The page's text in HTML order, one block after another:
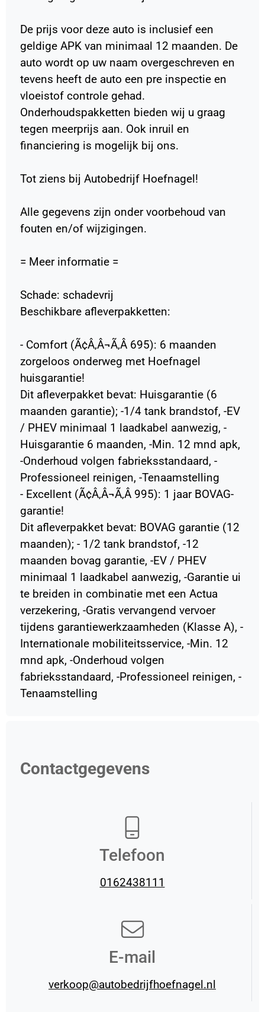
De prijs voor deze auto is inclusief een
geldige APK van minimaal 12 maanden. De
auto wordt op uw naam overgeschreven en
tevens heeft de auto een pre inspectie en
vloeistof controle gehad.
Onderhoudspakketten bieden wij u graag
tegen meerprijs aan. Ook inruil en
financiering is mogelijk bij ons.
Tot ziens bij Autobedrijf Hoefnagel!
Alle gegevens zijn onder voorbehoud van
fouten en/of wijzigingen.
= Meer informatie =
Schade: schadevrij
Beschikbare afleverpakketten:
- Comfort (Ã¢Â‚Â¬Ã‚Â 695): 6 maanden
zorgeloos onderweg met Hoefnagel
huisgarantie!
Dit afleverpakket bevat: Huisgarantie (6
maanden garantie); -1/4 tank brandstof, -EV
/ PHEV minimaal 1 laadkabel aanwezig, -
Huisgarantie 6 maanden, -Min. 12 mnd apk,
-Onderhoud volgen fabrieksstandaard, -
Professioneel reinigen, -Tenaamstelling
- Excellent (Ã¢Â‚Â¬Ã‚Â 995): 1 jaar BOVAG-
garantie!
Dit afleverpakket bevat: BOVAG garantie (12
maanden); - 1/2 tank brandstof, -12
maanden bovag garantie, -EV / PHEV
minimaal 1 laadkabel aanwezig, -Garantie ui
te breiden in combinatie met een Actua
verzekering, -Gratis vervangend vervoer
tijdens garantiewerkzaamheden (Klasse A), -
Internationale mobiliteitsservice, -Min. 12
mnd apk, -Onderhoud volgen
fabrieksstandaard, -Professioneel reinigen, -
Tenaamstelling
Contactgegevens
Telefoon
0162438111
E-mail
verkoop@autobedrijfhoefnagel.nl